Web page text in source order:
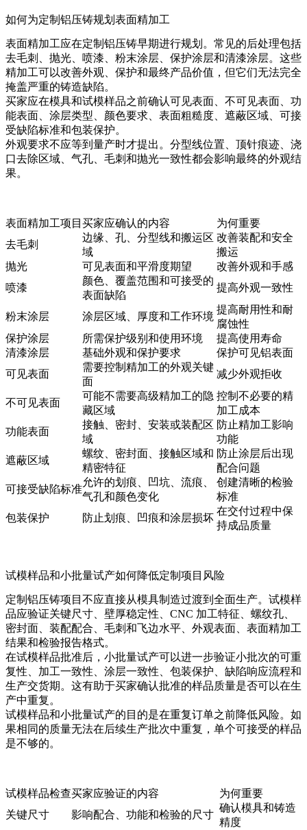
如何为定制铝压铸规划表面精加工
表面精加工应在定制铝压铸早期进行规划。常见的后处理包括
去毛刺、抛光、喷漆、粉末涂层、保护涂层和清漆涂层。这些
精加工可以改善外观、保护和最终产品价值，但它们无法完全
掩盖严重的铸造缺陷。
买家应在模具和试模样品之前确认可见表面、不可见表面、功
能表面、涂层类型、颜色要求、表面粗糙度、遮蔽区域、可接
受缺陷标准和包装保护。
外观要求不应等到量产时才提出。分型线位置、顶针痕迹、浇
口去除区域、气孔、毛刺和抛光一致性都会影响最终的外观结
果。
表面精加工项目 买家应确认的内容
为何重要
去毛刺
边缘、孔、分型线和搬运区
域
改善装配和安全
搬运
抛光
可见表面和平滑度期望
改善外观和手感
喷漆
颜色、覆盖范围和可接受的
表面缺陷
提高外观一致性
粉末涂层 涂层区域、厚度和工作环境
提高耐用性和耐
腐蚀性
保护涂层
所需保护级别和使用环境
提高使用寿命
清漆涂层
基础外观和保护要求
保护可见铝表面
可见表面
需要控制精加工的外观关键
面
减少外观拒收
不可见表面
可能不需要高级精加工的隐
藏区域
控制不必要的精
加工成本
功能表面
接触、密封、安装或装配区
域
防止精加工影响
功能
遮蔽区域
螺纹、密封面、接触区域和
精密特征
防止涂层后出现
配合问题
可接受缺陷标准
允许的划痕、凹坑、流痕、
气孔和颜色变化
创建清晰的检验
标准
包装保护
防止划痕、凹痕和涂层损坏
在交付过程中保
持成品质量
试模样品和小批量试产如何降低定制项目风险
定制铝压铸项目不应直接从模具制造过渡到全面生产。试模样
品应验证关键尺寸、壁厚稳定性、CNC 加工特征、螺纹孔、
密封面、装配配合、毛刺和飞边水平、外观表面、表面精加工
结果和检验报告格式。
在试模样品批准后，小批量试产可以进一步验证小批次的可重
复性、加工一致性、涂层一致性、包装保护、缺陷响应流程和
生产交货期。这有助于买家确认批准的样品质量是否可以在生
产中重复。
试模样品和小批量试产的目的是在重复订单之前降低风险。如
果相同的质量无法在后续生产批次中重复，单个可接受的样品
是不够的。
试模样品检查买家应验证的内容
为何重要
关键尺寸
影响配合、功能和检验的尺寸
确认模具和铸造
精度